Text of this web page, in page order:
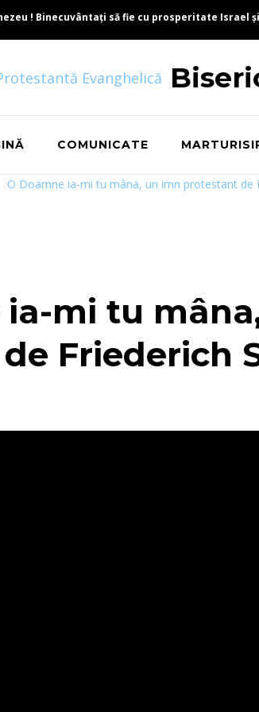
! Binecuvântați să fie cu prosperitate Israel
COMUNICATE
O Doamne ia-mi tu mâna, un imn protestant de
ia-mi tu
Friederich